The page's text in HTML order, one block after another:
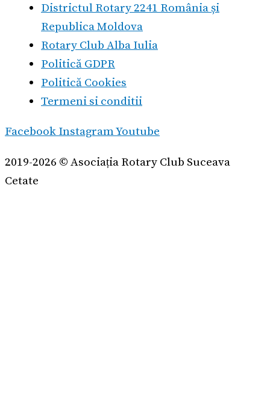
Districtul Rotary 2241 România și
Republica Moldova
Rotary Club Alba Iulia
Politică GDPR
Politică Cookies
Termeni si conditii
Facebook InstagramYoutube
2019-2026 © Asociația Rotary Club Suceava
Cetate